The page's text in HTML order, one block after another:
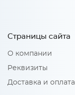
Страницы сайта
О компании
Реквизиты
Доставка и оплата